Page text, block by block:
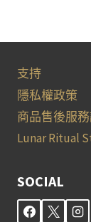
支持
隱私權政策
商品售後服
Lunar Ritual
SOCIAL